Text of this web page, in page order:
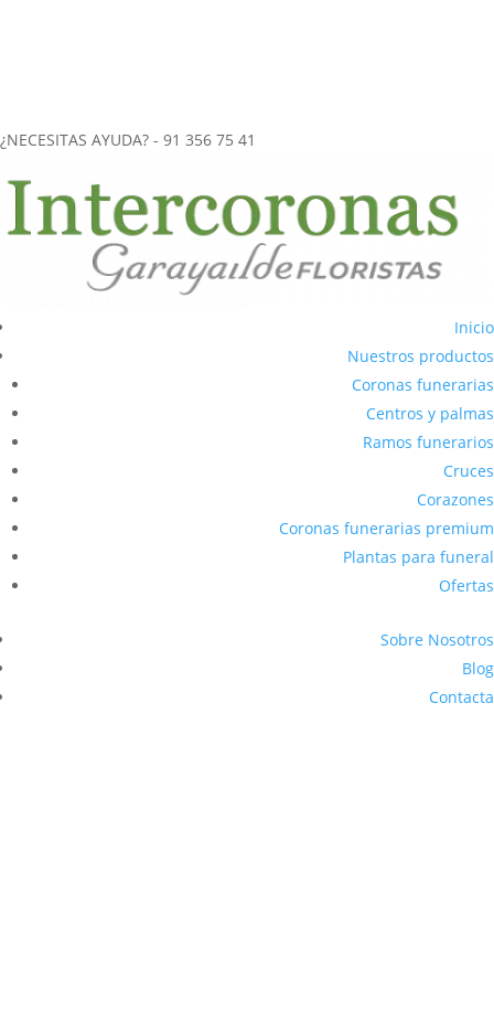
¿NECESITAS AYUDA? - 91 356 75 41
Inicio
Nuestros productos
Coronas funerarias
Centros y palmas
Ramos funerarios
Cruces
Corazones
Coronas funerarias premium
Plantas para funeral
Ofertas
Sobre Nosotros
Blog
Contacta